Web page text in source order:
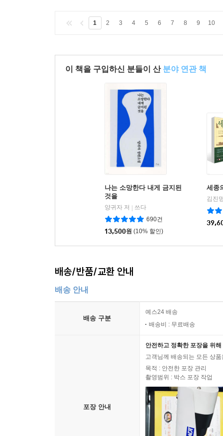
1 2 3 4 5 6 7 8 9 10
이 책을 구입하신 분들이 산 분야 연관 책
나는 소망한다 내게 금지된
것을
양귀자 저
쓰다
690건
13,500원 (10% 할인)
세종
김진
배송/반품/교환 안내
배송 안내
배송 구분
예스24 배송
배송비 : 무료배송
포장 안내
안전하고 정확한 포장을 위
고객님께 배송되는 모든 상
목적 : 안전한 포장 관리
촬영범위 : 박스 포장 작업